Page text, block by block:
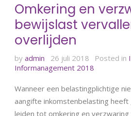
Omkering en
bewijslast
overlijden
by admin 26 juli 2018 Posted in
Informanagement 2018
Wanneer een belastingplichtige
aangifte inkomstenbelasting heeft
leiden tot omkering en